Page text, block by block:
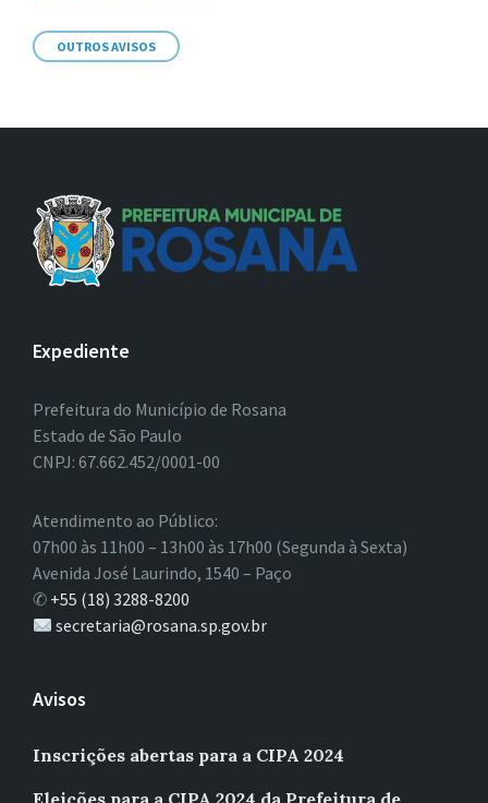
OUTROS AVISOS
Expediente
Prefeitura do Município de Rosana
Estado de São Paulo
CNPJ: 67.662.452/0001-00
Atendimento ao Público:
07h00 às 11h00 – 13h00 às 17h00 (Segunda à Sexta)
Avenida José Laurindo, 1540 – Paço
✆ +55 (18) 3288-8200
secretaria@rosana.sp.gov.br
Avisos
Inscrições abertas para a CIPA 2024